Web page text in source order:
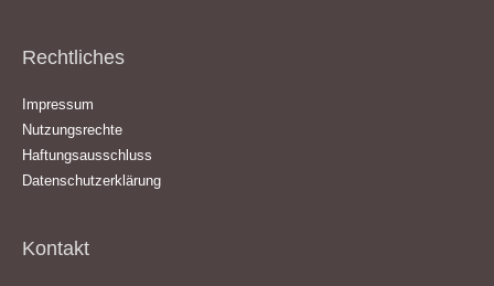
Rechtliches
Impressum
Nutzungsrechte
Haftungsausschluss
Datenschutzerklärung
Kontakt